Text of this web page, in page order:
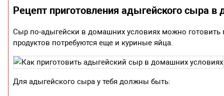
Рецепт приготовления адыгейского сыра в
Сыр по-адыгейски в домашних условиях можно
продуктов потребуются еще и куриные яйца.
Для адыгейского сыра у тебя должны быть: